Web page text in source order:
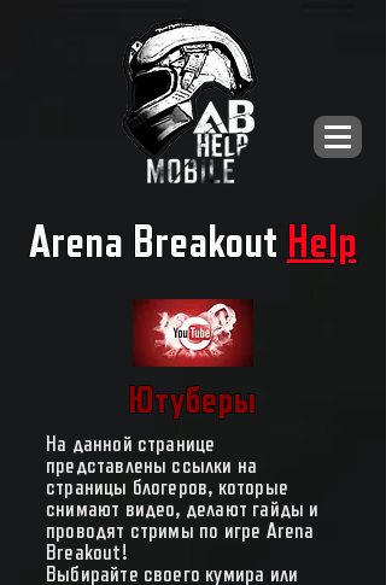
Arena Breakout Help
Ютуберы
На данной странице
представлены ссылки на
страницы блогеров, которые
снимают видео, делают гайды и
проводят стримы по игре Arena
Breakout!
Выбирайте своего кумира или